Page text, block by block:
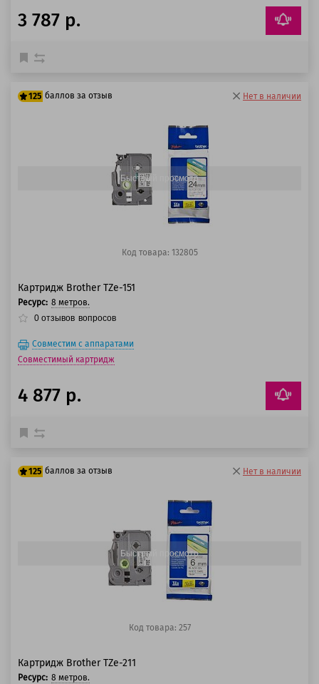
3 787 р.
125 баллов за отзыв Нет в наличии
Быстрый просмотр
Код товара: 132805
Картридж Brother TZe-151
Ресурс: 8 метров.
0 отзывов вопросов
Совместим с аппаратами
Совместимый картридж
4 877 р.
125 баллов за отзыв Нет в наличии
Быстрый просмотр
Код товара: 257
Картридж Brother TZe-211
Ресурс: 8 метров.